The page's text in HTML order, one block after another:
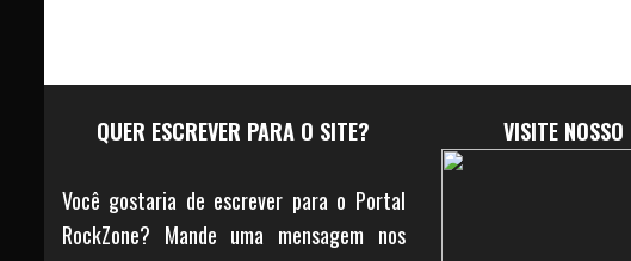
QUER ESCREVER PARA O SITE?
Você gostaria de escrever para o Portal
RockZone? Mande uma mensagem nos
VISITE